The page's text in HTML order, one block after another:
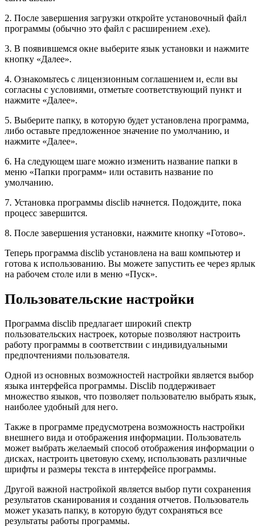
2. После завершения загрузки откройте установочный файл
программы (обычно это файл с расширением .exe).
3. В появившемся окне выберите язык установки и нажмите
кнопку «Далее».
4. Ознакомьтесь с лицензионным соглашением и, если вы
согласны с условиями, отметьте соответствующий пункт и
нажмите «Далее».
5. Выберите папку, в которую будет установлена программа,
либо оставьте предложенное значение по умолчанию, и
нажмите «Далее».
6. На следующем шаге можно изменить название папки в
меню «Папки программ» или оставить название по
умолчанию.
7. Установка программы disclib начнется. Подождите, пока
процесс завершится.
8. После завершения установки, нажмите кнопку «Готово».
Теперь программа disclib установлена на ваш компьютер и
готова к использованию. Вы можете запустить ее через ярлык
на рабочем столе или в меню «Пуск».
Пользовательские настройки
Программа disclib предлагает широкий спектр
пользовательских настроек, которые позволяют настроить
работу программы в соответствии с индивидуальными
предпочтениями пользователя.
Одной из основных возможностей настройки является выбор
языка интерфейса программы. Disclib поддерживает
множество языков, что позволяет пользователю выбрать язык,
наиболее удобный для него.
Также в программе предусмотрена возможность настройки
внешнего вида и отображения информации. Пользователь
может выбрать желаемый способ отображения информации о
дисках, настроить цветовую схему, использовать различные
шрифты и размеры текста в интерфейсе программы.
Другой важной настройкой является выбор пути сохранения
результатов сканирования и создания отчетов. Пользователь
может указать папку, в которую будут сохраняться все
результаты работы программы.